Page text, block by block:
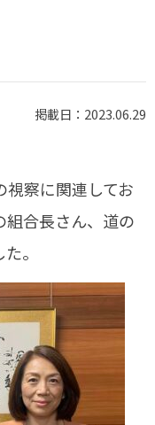
掲載日：2023.06.29
察に関連してお
組合長さん、道の
。